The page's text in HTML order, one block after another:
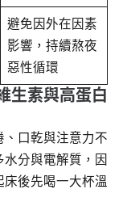
避免因外在因素
影響，持續熬夜
惡性循環
生素與高蛋白
口乾與注意力不
分與電解質，因
後先喝一大杯溫